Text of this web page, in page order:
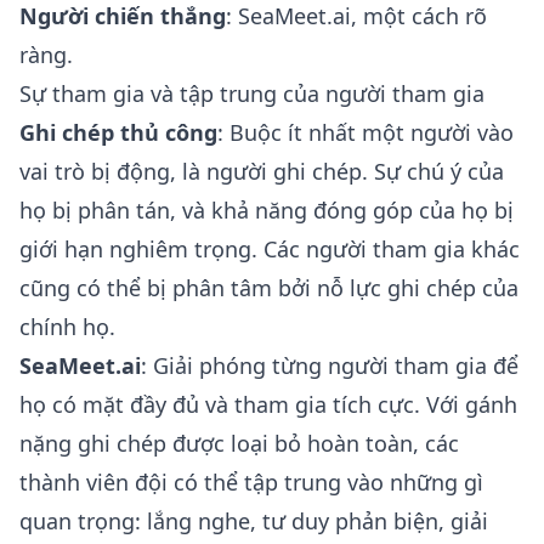
Người chiến thắng: SeaMeet.ai, một cách rõ
ràng.
Sự tham gia và tập trung của người tham gia
Ghi chép thủ công: Buộc ít nhất một người vào
vai trò bị động, là người ghi chép. Sự chú ý của
họ bị phân tán, và khả năng đóng góp của họ bị
giới hạn nghiêm trọng. Các người tham gia khác
cũng có thể bị phân tâm bởi nỗ lực ghi chép của
chính họ.
SeaMeet.ai: Giải phóng từng người tham gia để
họ có mặt đầy đủ và tham gia tích cực. Với gánh
nặng ghi chép được loại bỏ hoàn toàn, các
thành viên đội có thể tập trung vào những gì
quan trọng: lắng nghe, tư duy phản biện, giải